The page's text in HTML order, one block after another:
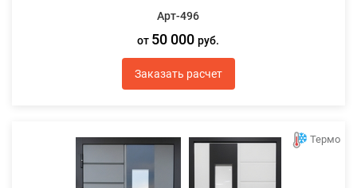
Арт-496
от 50 000руб.
Заказать расчет
Термо